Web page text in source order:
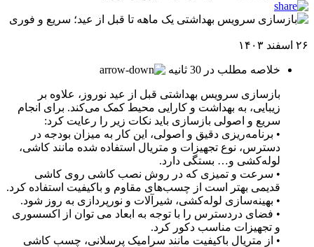
۲۶ اسفند ۱۴۰۳
خلاصه مطلب در 30 ثانیه
بازسازی سرویس بهداشتی قبل از عید نوروز، علاوه بر
زیبایی، به بهداشت و کارایی محیط کمک می‌کند. برای انجام
سریع و اصولی بازسازی باید نکات زیر را رعایت کرد:
• برنامه‌ریزی دقیق و اصولی، این کار به میزان بودجه در
دسترس، نوع تجهیزات و متریال استفاده شده مانند کاشی،
لوله‌کشی و… بستگی دارد.
• سرعت و تمیزی که در روش نصب کاشی روی کاشی
قدیمی بهتر است از چسب‌های مقاوم و باکیفیت استفاده کرد.
• بهینه‌سازی لوله‌کشی، شیرآلات و نورپردازی به روز شود.
• فضای دردسترس را با توجه به ابعاد می توان از اکسسوری
و تجهیزات مناسب دکور کرد.
• از متریال باکیفیت مانند سرامیک پرسلانی، چسب کاشی